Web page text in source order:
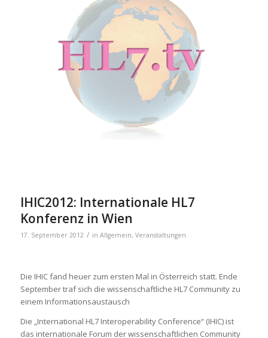
IHIC2012: Internationale HL7
Konferenz in Wien
17. September 2012 / in Allgemein, Veranstaltungen
Die IHIC fand heuer zum ersten Mal in Österreich statt. Ende
September traf sich die wissenschaftliche HL7 Community zu
einem Informationsaustausch
Die „International HL7 Interoperability Conference“ (IHIC) ist
das internationale Forum der wissenschaftlichen Community